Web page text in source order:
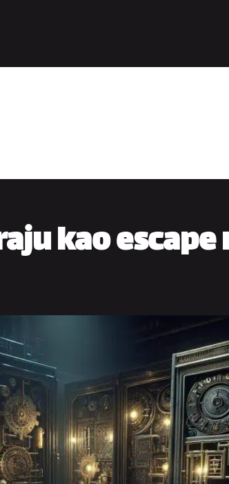
kao